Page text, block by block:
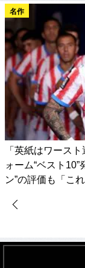
名作
「英紙はワース
ォーム“ベスト
ン”の評価も「こ